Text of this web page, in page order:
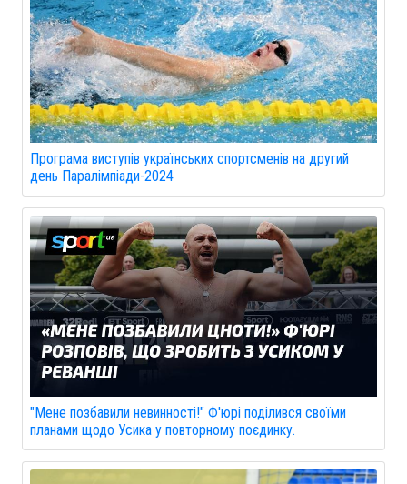
Програма виступів українських спортсменів на другий
день Паралімпіади-2024
"Мене позбавили невинності!" Ф'юрі поділився своїми
планами щодо Усика у повторному поєдинку.